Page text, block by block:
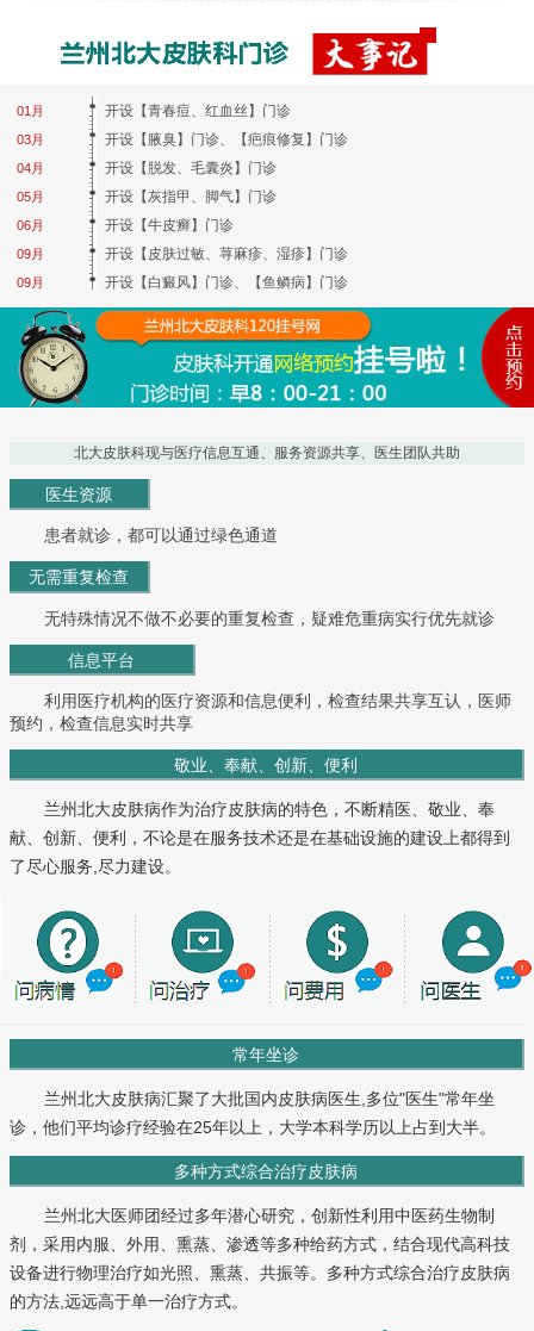
01月
03月
04月
05月
06月
09月
09月
开设【青春痘、红血丝】门诊
开设【腋臭】门诊、【疤痕修复】门诊
开设【脱发、毛囊炎】门诊
开设【灰指甲、脚气】门诊
开设【牛皮癣】门诊
开设【皮肤过敏、荨麻疹、湿疹】门诊
开设【白癜风】门诊、【鱼鳞病】门诊
北大皮肤科现与医疗信息互通、服务资源共享、医生团队共助
医生资源
患者就诊，都可以通过绿色通道
无需重复检查
无特殊情况不做不必要的重复检查，疑难危重病实行优先就诊
信息平台
利用医疗机构的医疗资源和信息便利，检查结果共享互认，医师
预约，检查信息实时共享
敬业、奉献、创新、便利
兰州北大皮肤病作为治疗皮肤病的特色，不断精医、敬业、奉
献、创新、便利，不论是在服务技术还是在基础设施的建设上都得到
了尽心服务,尽力建设。
常年坐诊
兰州北大皮肤病汇聚了大批国内皮肤病医生,多位"医生"常年坐
诊，他们平均诊疗经验在25年以上，大学本科学历以上占到大半。
多种方式综合治疗皮肤病
兰州北大医师团经过多年潜心研究，创新性利用中医药生物制
剂，采用内服、外用、熏蒸、渗透等多种给药方式，结合现代高科技
设备进行物理治疗如光照、熏蒸、共振等。多种方式综合治疗皮肤病
的方法,远远高于单一治疗方式。